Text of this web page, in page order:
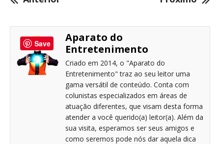
Aparato do
Entretenimento
Criado em 2014, o "Aparato do
Entretenimento" traz ao seu leitor uma
gama versátil de conteúdo. Conta com
colunistas especializados em áreas de
atuação diferentes, que visam desta forma
atender a você querido(a) leitor(a). Além da
sua visita, esperamos ser seus amigos e
como seremos pode nós dar aquela dica
Save